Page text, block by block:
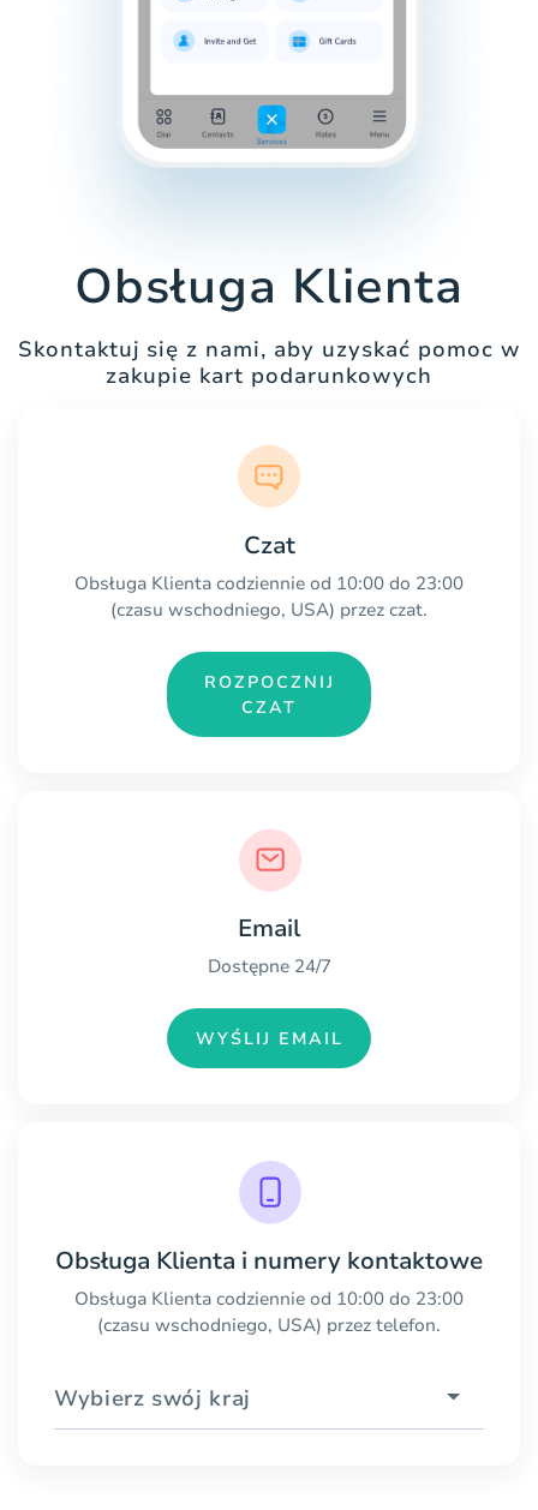
Obsługa Klienta
Skontaktuj się z nami, aby uzyskać pomoc w
zakupie kart podarunkowych
Czat
Obsługa Klienta codziennie od 10:00 do 23:00
(czasu wschodniego, USA) przez czat.
ROZPOCZNIJ
CZAT
Email
Dostępne 24/7
WYŚLIJ EMAIL
Obsługa Klienta i numery kontaktowe
Obsługa Klienta codziennie od 10:00 do 23:00
(czasu wschodniego, USA) przez telefon.
Wybierz swój kraj